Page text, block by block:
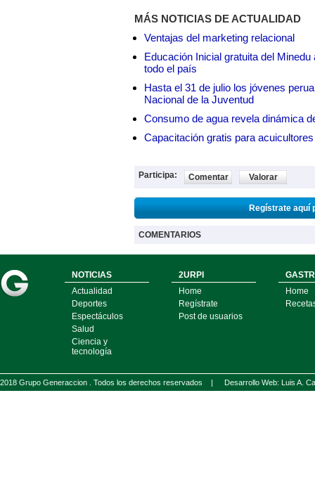
MÁS NOTICIAS DE ACTUALIDAD
Ventajas del marketing relacional
Educación Inicial gratuita del
todo el país
Hasta el 31 de julio los jóvenes
Nacional de la Juventud
Consumo de agua revela dinámica
Capacitación gratis para
Participa: Comentar Valorar
Regístrate aquí
COMENTARIOS
NOTICIAS
Actualidad
Deportes
Espectáculos
Salud
Ciencia y
tecnología
2URPI
Home
Regístrate
Post de usuarios
Home
2018 Grupo Generaccion . Todos los derechos reservados | Desarrollo Web: Luis